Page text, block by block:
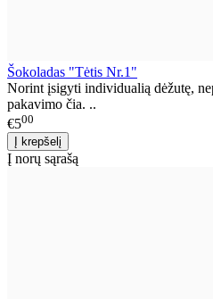
Šokoladas "Tėtis Nr.1"
Norint įsigyti individualią dėžutę,
pakavimo čia. ..
€500
Į norų sąrašą